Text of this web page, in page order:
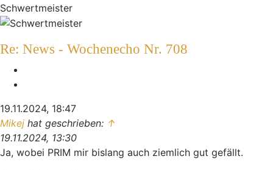
Schwertmeister
Re: News - Wochenecho Nr. 708
19.11.2024, 18:47
Mikej hat geschrieben: ↑
19.11.2024, 13:30
Ja, wobei PRIM mir bislang auch ziemlich gut gefällt.